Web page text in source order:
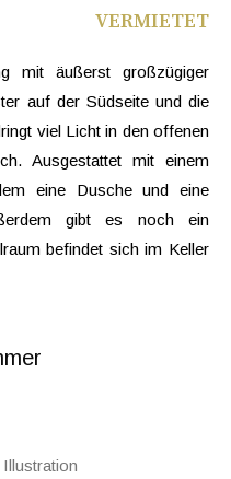
VERMIETET
mit äußerst großzügiger
auf der Südseite und die
viel Licht in den offenen
Ausgestattet mit einem
eine Dusche und eine
gibt es noch ein
befindet sich im Keller